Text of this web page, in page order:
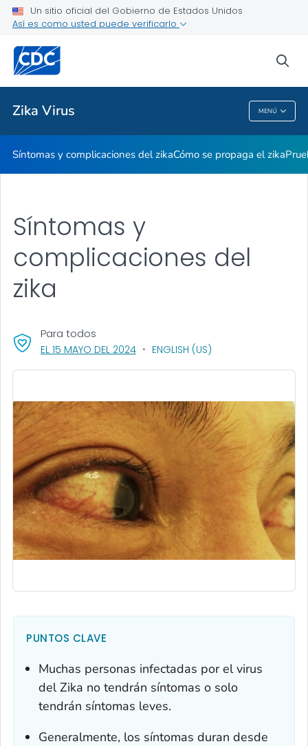
Un sitio oficial del Gobierno de Estados Unidos
Así es como usted puede verificarlo
Zika Virus MENÚ
Temas relacionados
Zika Virus
Síntomas y complicaciones del zikaCómo se propaga el zika
EL 15 MAYO DEL 2024, VISIT LINK FOR DETAILS.
ENGLISH (US)
Para todos
Síntomas y
complicaciones del
zika
PUNTOS CLAVE
Muchas personas infectadas por el virus
del Zika no tendrán síntomas o solo
tendrán síntomas leves.
Generalmente, los síntomas duran desde